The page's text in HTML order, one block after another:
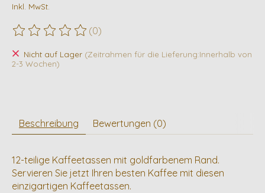
Inkl. MwSt.
Die Bewertung dieses Produkts ist
(0)
Nicht auf Lager (Zeitrahmen für die Lieferung:Innerhalb von
2-3 Wochen)
Beschreibung Bewertungen (0)
12-teilige Kaffeetassen mit goldfarbenem Rand.
Servieren Sie jetzt Ihren besten Kaffee mit diesen
einzigartigen Kaffeetassen.